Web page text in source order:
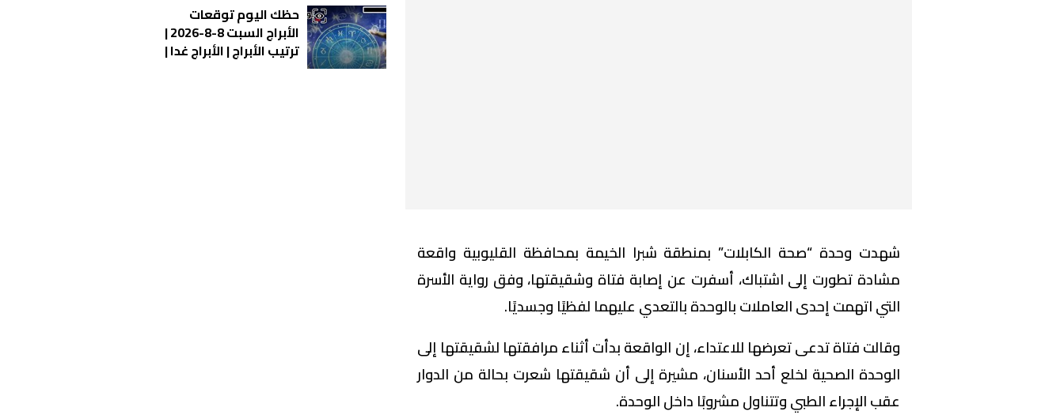
شهدت وحدة “صحة الكابلات” بمنطقة شبرا الخيمة بمحافظة القليوبية واقعة
مشادة تطورت إلى اشتباك، أسفرت عن إصابة فتاة وشقيقتها، وفق رواية الأسرة
التي اتهمت إحدى العاملات بالوحدة بالتعدي عليهما لفظيًا وجسديًا.
وقالت فتاة تدعى تعرضها للاعتداء، إن الواقعة بدأت أثناء مرافقتها لشقيقتها إلى
الوحدة الصحية لخلع أحد الأسنان، مشيرة إلى أن شقيقتها شعرت بحالة من الدوار
عقب الإجراء الطبي وتتناول مشروبًا داخل الوحدة.
حظك اليوم توقعات
الأبراج السبت 8-8-2026 |
ترتيب الأبراج | الأبراج غدا |